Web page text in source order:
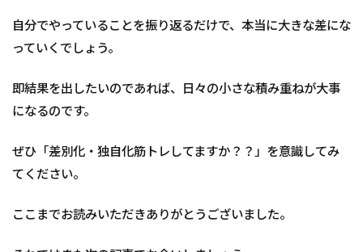
自分でやっていることを振り返るだけで、本当に大きな差にな
っていくでしょう。
即結果を出したいのであれば、日々の小さな積み重ねが大事
になるのです。
ぜひ「差別化・独自化筋トレしてますか？？」を意識してみ
てください。
ここまでお読みいただきありがとうございました。